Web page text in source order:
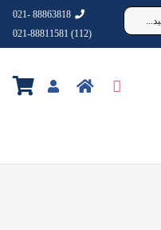
88863818 -021
(112) 021-88811581